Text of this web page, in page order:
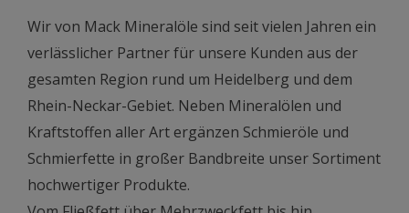
Wir von Mack Mineralöle sind seit vielen Jahren ein
verlässlicher Partner für unsere Kunden aus der
gesamten Region rund um Heidelberg und dem
Rhein-Neckar-Gebiet. Neben Mineralölen und
Kraftstoffen aller Art ergänzen Schmieröle und
Schmierfette in großer Bandbreite unser Sortiment
hochwertiger Produkte.